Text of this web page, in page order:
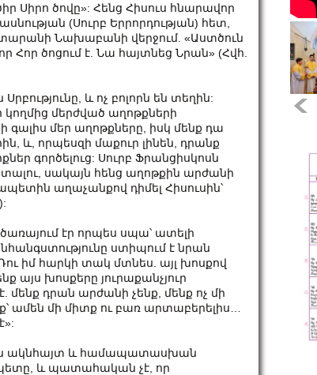
Սիրո ծովը»: Հենց Հիսուս հնարավոր
(Սուրբ Երրորդության) հետ,
Նախաբանի վերջում. «Աստծուն
Հոր ծոցում է. Նա հայտնեց Նրան» (Հվհ.
և ոչ բոլորն են տեղին:
մերժված աղոթքների
գալիս մեր աղոթքները, իսկ մենք դա
և, որպեսզի մաքուր լինեն, դրանք
գործելուց: Սուրբ Ֆրանցիսկոսն
սակայն հենց աղոթքին արժանի
աղաչանքով դիմել Հիսուսին՝
էր որպես սպա՝ ատելի
ստիպում է նրան
իմ հարկի տակ մտնես. այլ խոսքով
այս խոսքերը յուրաքանչյուր
դրան արժանի չենք, մենք ոչ մի
ամեն մի միտք ու բառ արտաբերելիս…
ակնհայտ և համապատասխան
և պատահական չէ, որ